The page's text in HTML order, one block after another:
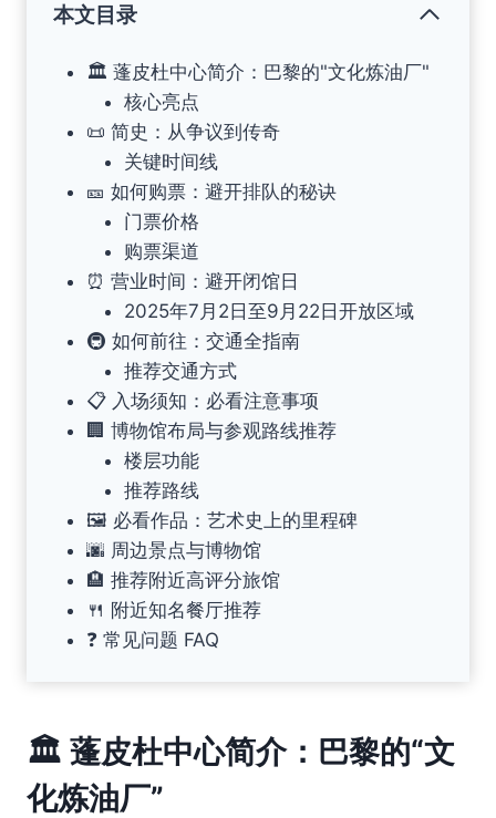
本文目录
🏛️ 蓬皮杜中心简介：巴黎的"文化炼油厂"
核心亮点
📜 简史：从争议到传奇
关键时间线
🎫 如何购票：避开排队的秘诀
门票价格
购票渠道
⏰ 营业时间：避开闭馆日
2025年7月2日至9月22日开放区域
🚇 如何前往：交通全指南
推荐交通方式
📋 入场须知：必看注意事项
🏢 博物馆布局与参观路线推荐
楼层功能
推荐路线
🖼️ 必看作品：艺术史上的里程碑
🌆 周边景点与博物馆
🏨 推荐附近高评分旅馆
🍴 附近知名餐厅推荐
❓ 常见问题 FAQ
🏛️ 蓬皮杜中心简介：巴黎的“文
化炼油厂”